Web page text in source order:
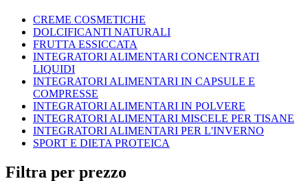
CREME COSMETICHE
DOLCIFICANTI NATURALI
FRUTTA ESSICCATA
INTEGRATORI ALIMENTARI CONCENTRATI
LIQUIDI
INTEGRATORI ALIMENTARI IN CAPSULE E
COMPRESSE
INTEGRATORI ALIMENTARI IN POLVERE
INTEGRATORI ALIMENTARI MISCELE PER TISANE
INTEGRATORI ALIMENTARI PER L'INVERNO
SPORT E DIETA PROTEICA
Filtra per prezzo